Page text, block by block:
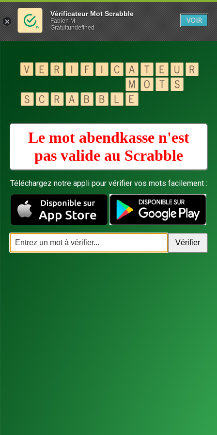
Le mot abendkasse n'est
pas valide au Scrabble
Téléchargez notre appli pour vérifier vos mots facilement :
Vérificateur Mot Scrabble
Fabien M
Gratuitundefined
VOIR